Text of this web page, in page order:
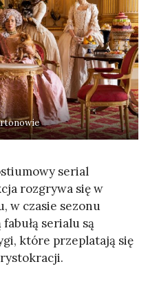
serial
rozgrywa się w
w czasie sezonu
serialu są
które przeplatają się